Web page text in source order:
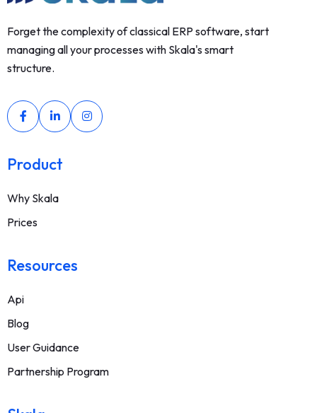
Forget the complexity of classical ERP software, start
managing all your processes with Skala's smart
structure.
Product
Why Skala
Prices
Resources
Api
Blog
User Guidance
Partnership Program